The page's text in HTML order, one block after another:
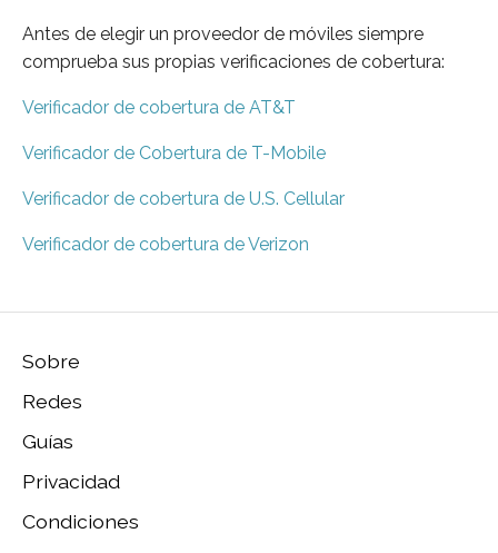
Antes de elegir un proveedor de móviles siempre
comprueba sus propias verificaciones de cobertura:
Verificador de cobertura de AT&T
Verificador de Cobertura de T-Mobile
Verificador de cobertura de U.S. Cellular
Verificador de cobertura de Verizon
Sobre
Redes
Guías
Privacidad
Condiciones